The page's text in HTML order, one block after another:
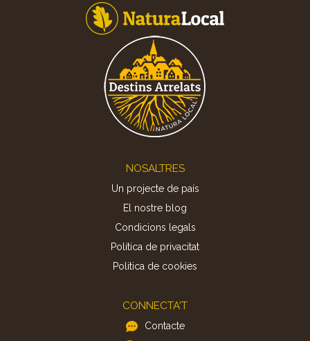
NOSALTRES
Un projecte de país
El nostre blog
Condicions legals
Política de privacitat
Politica de cookies
CONNECTA'T
Contacte